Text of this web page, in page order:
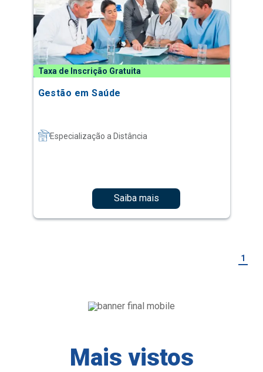
Taxa de Inscrição Gratuita
Gestão em Saúde
Especialização a Distância
Saiba mais
1
Mais vistos